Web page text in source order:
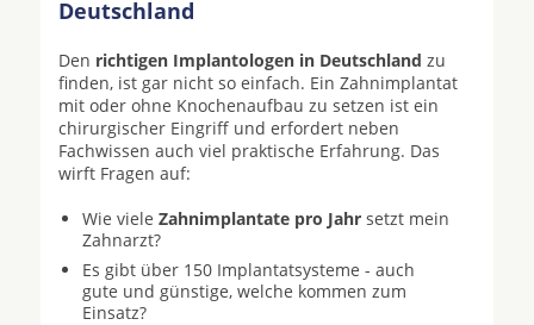
Deutschland
Den richtigen Implantologen in Deutschland zu
finden, ist gar nicht so einfach. Ein Zahnimplantat
mit oder ohne Knochenaufbau zu setzen ist ein
chirurgischer Eingriff und erfordert neben
Fachwissen auch viel praktische Erfahrung. Das
wirft Fragen auf:
Wie viele Zahnimplantate pro Jahr setzt mein
Zahnarzt?
Es gibt über 150 Implantatsysteme - auch
gute und günstige, welche kommen zum
Einsatz?